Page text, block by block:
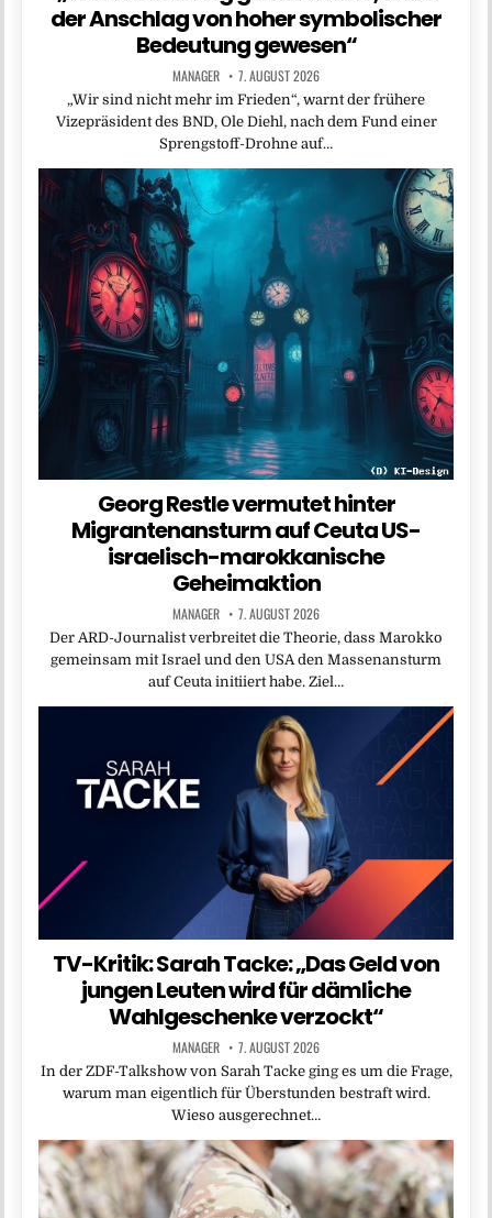
der Anschlag von hoher symbolischer
Bedeutung gewesen“
MANAGER 7. AUGUST 2026
„Wir sind nicht mehr im Frieden“, warnt der frühere
Vizepräsident des BND, Ole Diehl, nach dem Fund einer
Sprengstoff-Drohne auf…
Georg Restle vermutet hinter
Migrantenansturm auf Ceuta US-
israelisch-marokkanische
Geheimaktion
MANAGER 7. AUGUST 2026
Der ARD-Journalist verbreitet die Theorie, dass Marokko
gemeinsam mit Israel und den USA den Massenansturm
auf Ceuta initiiert habe. Ziel…
TV-Kritik: Sarah Tacke: „Das Geld von
jungen Leuten wird für dämliche
Wahlgeschenke verzockt“
MANAGER 7. AUGUST 2026
In der ZDF-Talkshow von Sarah Tacke ging es um die Frage,
warum man eigentlich für Überstunden bestraft wird.
Wieso ausgerechnet…